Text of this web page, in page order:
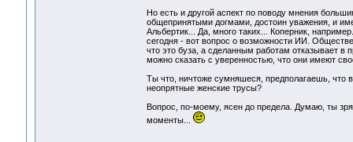
Но есть и другой аспект по поводу мнения
общепринятыми догмами, достоин уважения, и
Альбертик... Да, много таких... Коперник,
сегодня - вот вопрос о возможности ИИ.
что это буза, а сделанным работам отказывает в
можно сказать с уверенностью, что они имеют
Ты что, ничтоже сумняшеся, предполагаешь, что
неопрятные женские трусы?
Вопрос, по-моему, ясен до предела. Думаю, ты
моменты...